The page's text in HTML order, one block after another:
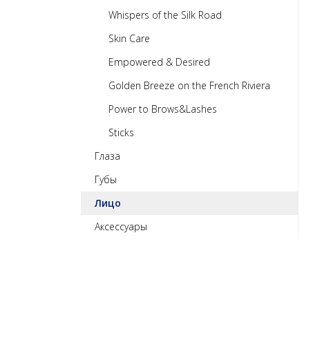
Whispers of the Silk Road
Skin Care
Empowered & Desired
Golden Breeze on the French Riviera
Power to Brows&Lashes
Sticks
Глаза
Губы
Лицо
Аксессуары